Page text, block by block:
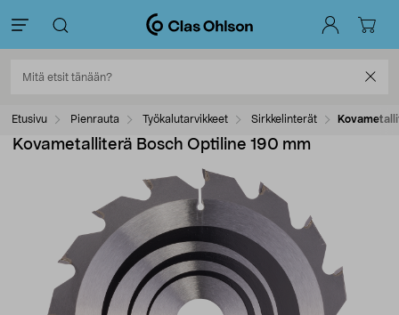
Etusivu Pienrauta Työkalutarvikkeet Sirkkelinterät
Kovametalliterä Bosch Optiline 190 mm